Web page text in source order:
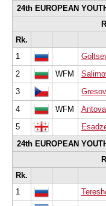
24th EUROPEAN
Rk.
1
2
WFM
3
4
WFM
5
24th EUROPEAN
Rk.
1